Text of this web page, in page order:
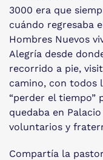
3000 era que
cuándo regresaba
Hombres Nuevos
Alegría desde
recorrido a pie,
camino, con todos
“perder el tiempo”
quedaba en
voluntarios y
Compartía la